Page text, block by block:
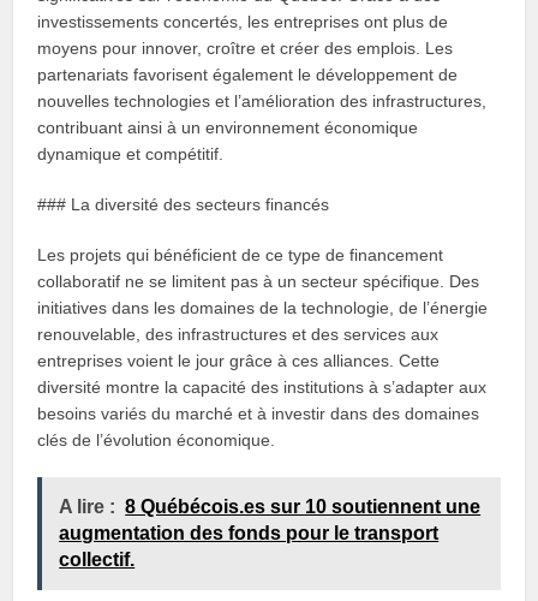
investissements concertés, les entreprises ont plus de
moyens pour innover, croître et créer des emplois. Les
partenariats favorisent également le développement de
nouvelles technologies et l’amélioration des infrastructures,
contribuant ainsi à un environnement économique
dynamique et compétitif.
### La diversité des secteurs financés
Les projets qui bénéficient de ce type de financement
collaboratif ne se limitent pas à un secteur spécifique. Des
initiatives dans les domaines de la technologie, de l’énergie
renouvelable, des infrastructures et des services aux
entreprises voient le jour grâce à ces alliances. Cette
diversité montre la capacité des institutions à s’adapter aux
besoins variés du marché et à investir dans des domaines
clés de l’évolution économique.
A lire : 8 Québécois.es sur 10 soutiennent une
augmentation des fonds pour le transport
collectif.